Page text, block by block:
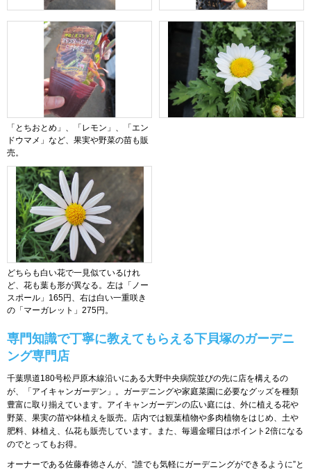
「とちおとめ」、「レモン」、「エン
ドウマメ」など、果実や野菜の苗も販
売。
どちらも白い花で一見似ているけれ
ど、花も葉も形が異なる。左は「ノー
スポール」165円、右は白い一重咲き
の「マーガレット」275円。
専門知識で丁寧に教えてもらえる下貝塚のガーデニ
ング専門店
千葉県道180号松戸原木線沿いにある大野中央病院並びの先に店を構えるの
が、「アイキャンガーデン」。ガーデニングや家庭菜園に必要なグッズを種類
豊富に取り揃えています。アイキャンガーデンの広い庭には、外に植える花や
野菜、果実の苗や鉢植えを販売。店内では観葉植物や多肉植物をはじめ、土や
肥料、鉢植え、仏花も販売しています。また、毎週金曜日はポイント2倍になる
のでとってもお得。
オーナーである佐藤春徳さんが、“誰でも気軽にガーデニングができるように”と